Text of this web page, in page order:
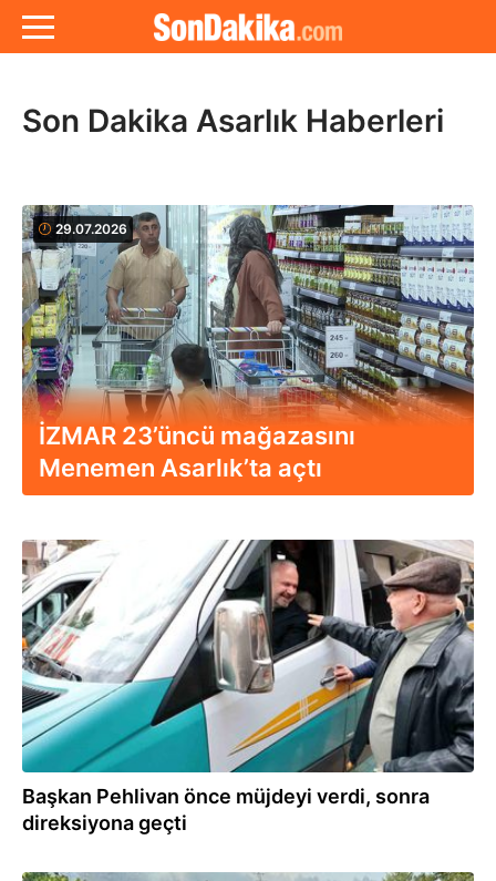
Son Dakika Asarlık Haberleri
29.07.2026
İZMAR 23’üncü mağazasını
Menemen Asarlık’ta açtı
30.12.2025
Başkan Pehlivan önce müjdeyi verdi, sonra
direksiyona geçti